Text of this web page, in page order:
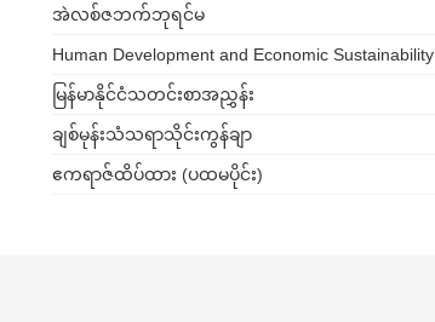
အဲလစ်ဇဘက်ဘုရင်မ
Human Development and Economic Sustainability
မြန်မာနိုင်ငံသတင်းစာအညွှန်း
ချစ်မုန်းသံသရာသိုင်းကွန်ချာ
ဧကရာဇ်ထိပ်ထား (ပထမပိုင်း)